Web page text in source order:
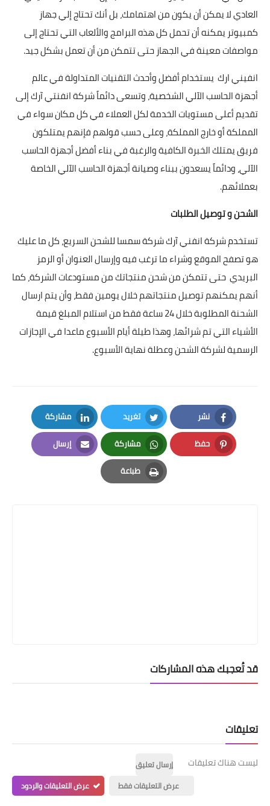
العادي لا يمكن أن يكون من اهتمامك، بل أنك تحتاج إلي جهاز
كمبيوتر يمكنه أن تحمل كل هذه البرامج والألعاب التي تحتاج إلى
مواصفات معينة في الجهاز حتى تتمكن من أن تعمل بشكل جيد.
انفيني ارك يستخدام أفضل وأحدث التقنيات المتداولة في عالم
أجهزة الحاسب الآلي الشخصية، وتسعى دائماً شركة انفنتي آرك إلى
تقديم أعلى مستويات الخدمة لكل العملاء في كل مكان سواء في
المملكة أو خارج المملكة، وعلى حسب قولهم فإنهم يمتلكون
فريق يمتلك الخبرة الكافية والرغبة في بناء أفضل أجهزة الحاسب
الآلي، ودائماً يسعدون ببناء وصيانة أجهزة الحاسب الآلي الخاصة
بعملائهم.
الشحن و توصيل الطلبات
تستخدم شركة انفني آرك شركة سمسا للشحن السريع، كل ما عليك
هو تصفح الموقع وشراء ما ترغب فيه وإرسال العنوان أو الرمز
البريدي حتى تتمكن من شحن منتجاتك من مستودعات الشركة، كما
أنهم يمكنهم توصيل منتجاتهم خلال يومين فقط، وأن يتم ارسال
الشحنة المطلوبة خلال 24 ساعة فقط من استلام المبلغ قيمة
الأشياء التي تم شرائها، وهذا طيلة أيام الأسبوع ماعدا في الإجازات
الرسمية لشركة الشحن وعطلة نهاية الأسبوع.
نشر
Facebook
تغريد
Twitter
مشاركة
LinkedIn
حفظ
Pinterest
مشاركة
Whatsapp
إرسال
Email
طباعة
Print
قد تُعجبك هذه المشاركات
تعليقات
ليست هناك تعليقات
إرسال تعليق
عرض التعليقات فقط
عرض التعليقات والردود